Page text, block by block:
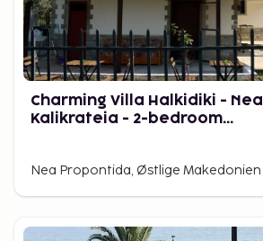
Charming Villa Halkidiki - Nea
Kalikrateia - 2-bedroom